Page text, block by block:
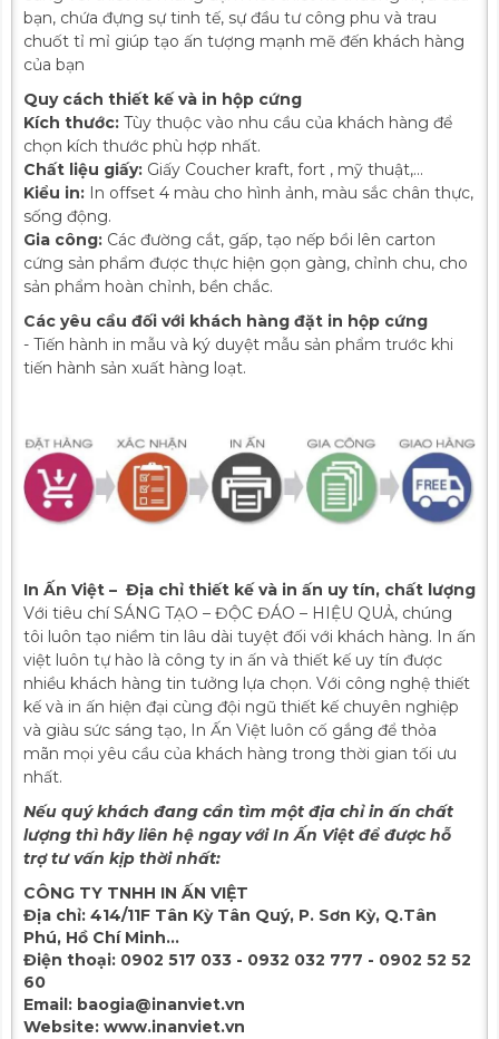
bạn, chứa đựng sự tinh tế, sự đầu tư công phu và trau
chuốt tỉ mỉ giúp tạo ấn tượng mạnh mẽ đến khách hàng
của bạn
Quy cách thiết kế và in hộp cứng
Kích thước: Tùy thuộc vào nhu cầu của khách hàng để
chọn kích thước phù hợp nhất.
Chất liệu giấy: Giấy Coucher kraft, fort , mỹ thuật,...
Kiểu in: In offset 4 màu cho hình ảnh, màu sắc chân thực,
sống động.
Gia công: Các đường cắt, gấp, tạo nếp bồi lên carton
cứng sản phẩm được thực hiện gọn gàng, chỉnh chu, cho
sản phẩm hoàn chỉnh, bền chắc.
Các yêu cầu đối với khách hàng đặt in hộp cứng
- Tiến hành in mẫu và ký duyệt mẫu sản phẩm trước khi
tiến hành sản xuất hàng loạt.
In Ấn Việt – Địa chỉ thiết kế và in ấn uy tín, chất lượng
Với tiêu chí SÁNG TẠO – ĐỘC ĐÁO – HIỆU QUẢ, chúng
tôi luôn tạo niềm tin lâu dài tuyệt đối với khách hàng. In ấn
việt luôn tự hào là công ty in ấn và thiết kế uy tín được
nhiều khách hàng tin tưởng lựa chọn. Với công nghệ thiết
kế và in ấn hiện đại cùng đội ngũ thiết kế chuyên nghiệp
và giàu sức sáng tạo, In Ấn Việt luôn cố gắng để thỏa
mãn mọi yêu cầu của khách hàng trong thời gian tối ưu
nhất.
Nếu quý khách đang cần tìm một địa chỉ in ấn chất
lượng thì hãy liên hệ ngay với In Ấn Việt để được hỗ
trợ tư vấn kịp thời nhất:
CÔNG TY TNHH IN ẤN VIỆT
Địa chỉ: 414/11F Tân Kỳ Tân Quý, P. Sơn Kỳ, Q.Tân
Phú, Hồ Chí Minh...
Điện thoại: 0902 517 033 - 0932 032 777 - 0902 52 52
60
Email: baogia@inanviet.vn
Website: www.inanviet.vn